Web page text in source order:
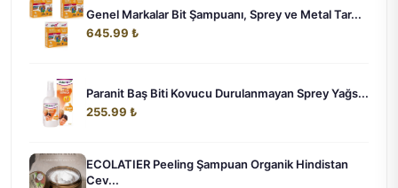
Genel Markalar Bit Şampuanı, Sprey ve Metal Tar...
645.99 ₺
Paranit Baş Biti Kovucu Durulanmayan Sprey Yağs...
255.99 ₺
ECOLATIER Peeling Şampuan Organik Hindistan
Cev...